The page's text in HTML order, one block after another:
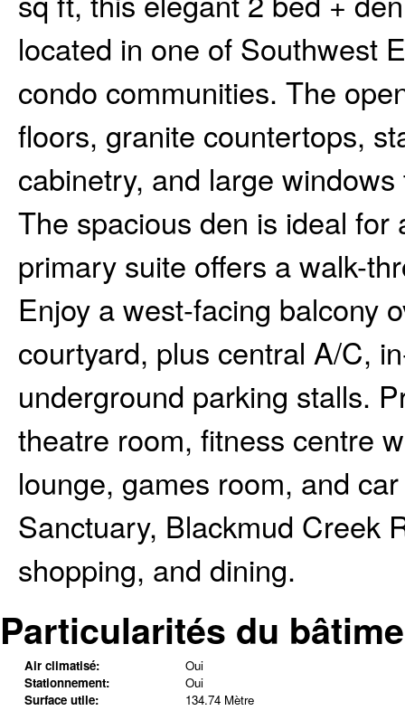
located in one of Southwest
condo communities. The
floors, granite countertops,
cabinetry, and large
The spacious den is ideal
primary suite offers a walk-
Enjoy a west-facing balcony
courtyard, plus central A/C,
underground parking stalls.
theatre room, fitness centre
lounge, games room, and
Sanctuary, Blackmud Creek
shopping, and dining.
Particularités du
Air climatisé:
Oui
Stationnement:
Oui
Surface utile:
134.74 Mètre